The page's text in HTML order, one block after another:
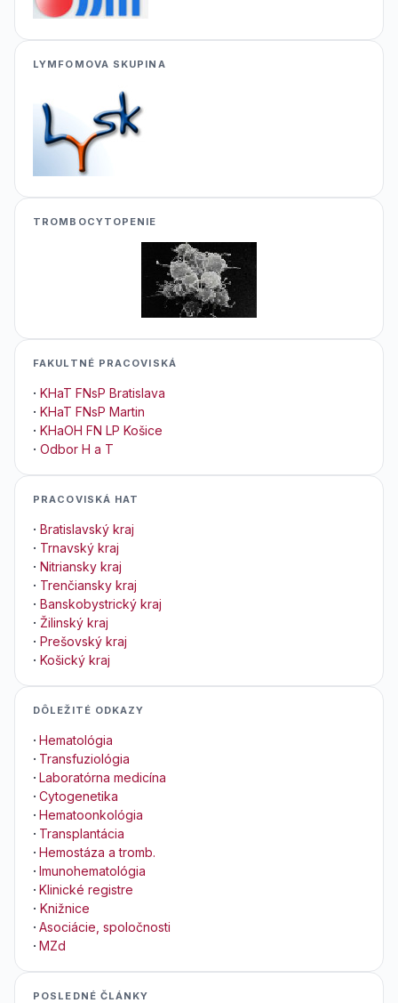
LYMFOMOVA SKUPINA
TROMBOCYTOPENIE
FAKULTNÉ PRACOVISKÁ
· KHaT FNsP Bratislava
· KHaT FNsP Martin
· KHaOH FN LP Košice
· Odbor H a T
PRACOVISKÁ HAT
· Bratislavský kraj
· Trnavský kraj
· Nitriansky kraj
· Trenčiansky kraj
· Banskobystrický kraj
· Žilinský kraj
· Prešovský kraj
· Košický kraj
DÔLEŽITÉ ODKAZY
· Hematológia
· Transfuziológia
· Laboratórna medicína
· Cytogenetika
· Hematoonkológia
· Transplantácia
· Hemostáza a tromb.
· Imunohematológia
· Klinické registre
· Knižnice
· Asociácie, spoločnosti
· MZd
POSLEDNÉ ČLÁNKY